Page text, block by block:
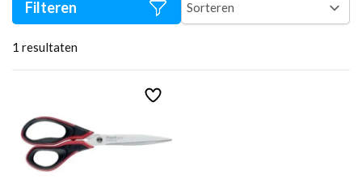
1 resultaten
Filteren